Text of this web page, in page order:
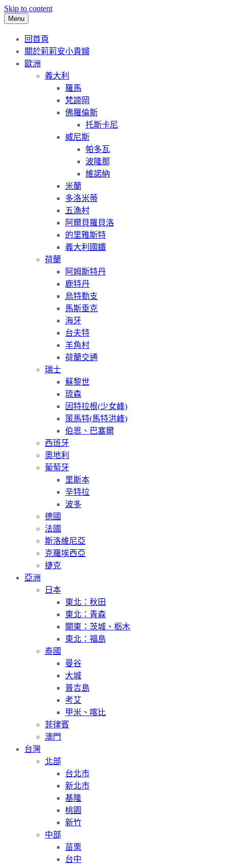
Skip to content
Menu
回首頁
關於莉莉安小貴婦
歐洲
義大利
羅馬
梵諦岡
佛羅倫斯
托斯卡尼
威尼斯
帕多瓦
波隆那
維諾納
米蘭
多洛米蒂
五漁村
阿爾貝羅貝洛
的里雅斯特
義大利國鐵
荷蘭
阿姆斯特丹
鹿特丹
烏特勒支
馬斯垂克
海牙
台夫特
羊角村
荷蘭交通
瑞士
蘇黎世
琉森
因特拉根(少女峰)
策馬特(馬特洪峰)
伯恩、巴塞爾
西班牙
奧地利
葡萄牙
里斯本
辛特拉
波多
德國
法國
斯洛維尼亞
克羅埃西亞
捷克
亞洲
日本
東北：秋田
東北：青森
關東：茨城、栃木
東北：福島
泰國
曼谷
大城
普吉島
考艾
甲米、喀比
菲律賓
澳門
台灣
北部
台北市
新北市
基隆
桃園
新竹
中部
苗栗
台中